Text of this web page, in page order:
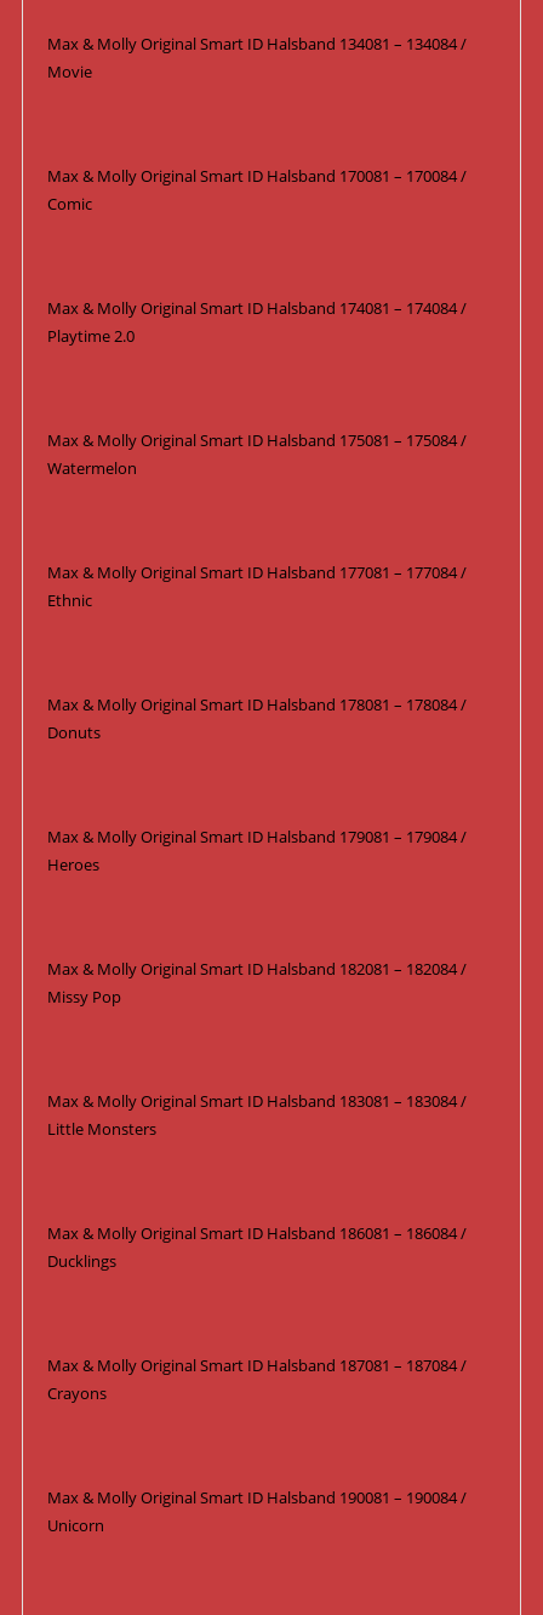
Max & Molly Original Smart ID Halsband 134081 – 134084 /
Movie
Max & Molly Original Smart ID Halsband 170081 – 170084 /
Comic
Max & Molly Original Smart ID Halsband 174081 – 174084 /
Playtime 2.0
Max & Molly Original Smart ID Halsband 175081 – 175084 /
Watermelon
Max & Molly Original Smart ID Halsband 177081 – 177084 /
Ethnic
Max & Molly Original Smart ID Halsband 178081 – 178084 /
Donuts
Max & Molly Original Smart ID Halsband 179081 – 179084 /
Heroes
Max & Molly Original Smart ID Halsband 182081 – 182084 /
Missy Pop
Max & Molly Original Smart ID Halsband 183081 – 183084 /
Little Monsters
Max & Molly Original Smart ID Halsband 186081 – 186084 /
Ducklings
Max & Molly Original Smart ID Halsband 187081 – 187084 /
Crayons
Max & Molly Original Smart ID Halsband 190081 – 190084 /
Unicorn